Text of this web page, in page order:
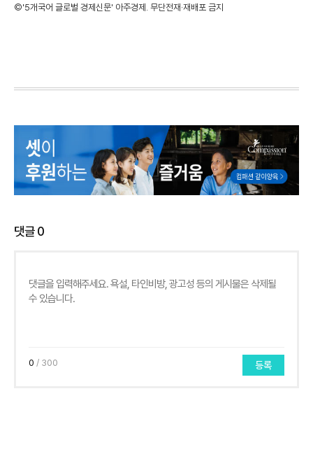
©'5개국어 글로벌 경제신문' 아주경제. 무단전재·재배포 금지
댓글0
0 / 300 등록